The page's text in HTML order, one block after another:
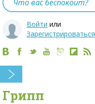
Войти или
Зарегистрироваться
Грипп